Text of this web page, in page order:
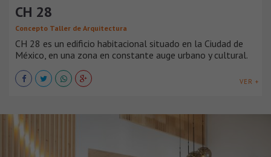
CH 28
Concepto Taller de Arquitectura
CH 28 es un edificio habitacional situado en la Ciudad de
México, en una zona en constante auge urbano y cultural.
VER +